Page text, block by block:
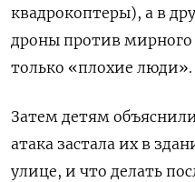
квадрокоптеры), а в
дроны против мирного
только «плохие люди».
Затем детям
атака застала их в
улице, и что делать